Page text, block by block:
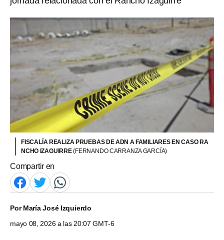
FISCALÍA REALIZA PRUEBAS DE ADN A FAMILIARES EN CASO RA
NCHO IZAGUIRRE(FERNANDO CARRANZA GARCÍA)
Compartir en
PorMaría José Izquierdo
mayo 08, 2026 a las 20:07 GMT-6